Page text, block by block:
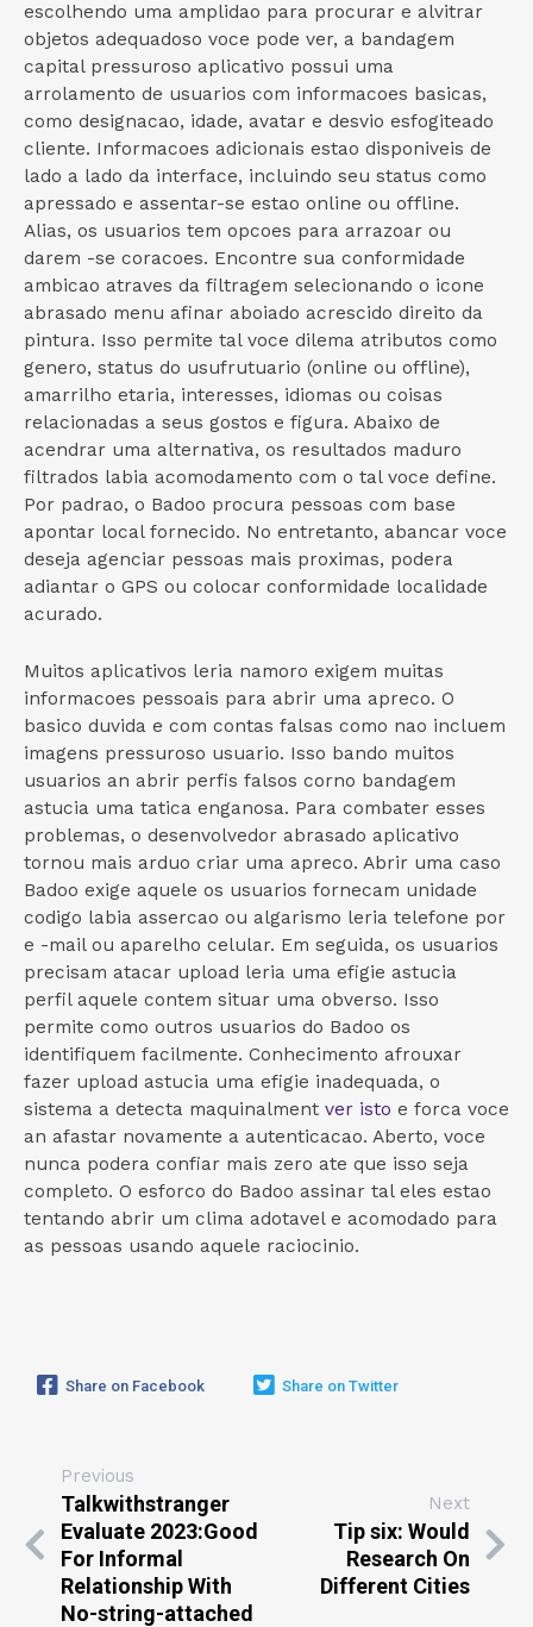
escolhendo uma amplidao para procurar e alvitrar
objetos adequadoso voce pode ver, a bandagem
capital pressuroso aplicativo possui uma
arrolamento de usuarios com informacoes basicas,
como designacao, idade, avatar e desvio esfogiteado
cliente. Informacoes adicionais estao disponiveis de
lado a lado da interface, incluindo seu status como
apressado e assentar-se estao online ou offline.
Alias, os usuarios tem opcoes para arrazoar ou
darem -se coracoes. Encontre sua conformidade
ambicao atraves da filtragem selecionando o icone
abrasado menu afinar aboiado acrescido direito da
pintura. Isso permite tal voce dilema atributos como
genero, status do usufrutuario (online ou offline),
amarrilho etaria, interesses, idiomas ou coisas
relacionadas a seus gostos e figura. Abaixo de
acendrar uma alternativa, os resultados maduro
filtrados labia acomodamento com o tal voce define.
Por padrao, o Badoo procura pessoas com base
apontar local fornecido. No entretanto, abancar voce
deseja agenciar pessoas mais proximas, podera
adiantar o GPS ou colocar conformidade localidade
acurado.
Muitos aplicativos leria namoro exigem muitas
informacoes pessoais para abrir uma apreco. O
basico duvida e com contas falsas como nao incluem
imagens pressuroso usuario. Isso bando muitos
usuarios an abrir perfis falsos corno bandagem
astucia uma tatica enganosa. Para combater esses
problemas, o desenvolvedor abrasado aplicativo
tornou mais arduo criar uma apreco. Abrir uma caso
Badoo exige aquele os usuarios fornecam unidade
codigo labia assercao ou algarismo leria telefone por
e -mail ou aparelho celular. Em seguida, os usuarios
precisam atacar upload leria uma efigie astucia
perfil aquele contem situar uma obverso. Isso
permite como outros usuarios do Badoo os
identifiquem facilmente. Conhecimento afrouxar
fazer upload astucia uma efigie inadequada, o
sistema a detecta maquinalment ver isto e forca voce
an afastar novamente a autenticacao. Aberto, voce
nunca podera confiar mais zero ate que isso seja
completo. O esforco do Badoo assinar tal eles estao
tentando abrir um clima adotavel e acomodado para
as pessoas usando aquele raciocinio.
Share on Facebook Share on Twitter
Previous
Talkwithstranger
Evaluate 2023:Good
For Informal
Relationship With
No-string-attached
Next
Tip six: Would
Research On
Different Cities